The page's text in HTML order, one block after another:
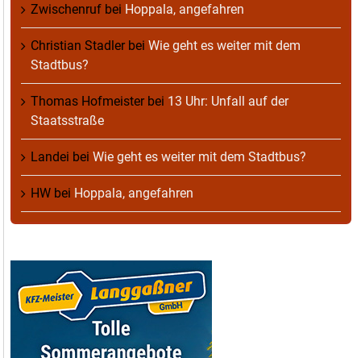
Zwischenruf bei Hoppala, angefahren
Christian Stadlerbei Wie geht es weiter mit dem
Stadtbus?
Thomas Hofmeisterbei 13 Uhr: Unfall auf der
Staatsstraße
Landei bei Wie geht es weiter mit dem Stadtbus?
HW bei Hoppala, angefahren